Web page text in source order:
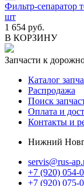
Фильтр-сепаратор
шт
1 654 руб.
В КОРЗИНУ
Запчасти к
Каталог
Распродажа
Поиск
Оплата и
Контакты и
Нижний
servis@rus-
+7 (920) 054-
+7 (920) 075-